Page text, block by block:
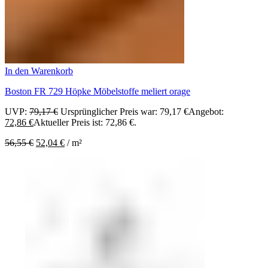
In den Warenkorb
Boston FR 729 Höpke Möbelstoffe meliert orage
UVP: 79,17€ Ursprünglicher Preis war: 79,17 €Angebot:
72,86 €Aktueller Preis ist: 72,86 €.
56,55€ 52,04 € /m²